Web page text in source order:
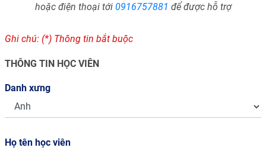
hoặc điện thoại tới 0916757881 để được hỗ trợ
Ghi chú: (*) Thông tin bắt buộc
THÔNG TIN HỌC VIÊN
Danh xưng
Họ tên học viên